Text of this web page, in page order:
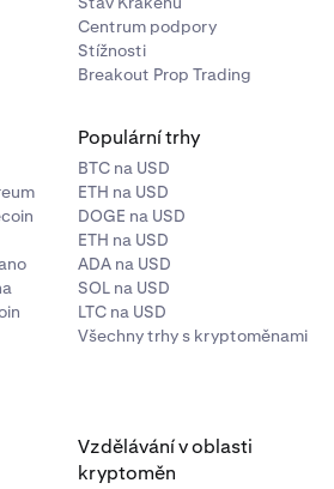
Centrum podpory
Stížnosti
Breakout Prop Trading
Populární trhy
BTC na USD
ETH na USD
DOGE na USD
ETH na USD
ADA na USD
SOL na USD
LTC na USD
Všechny trhy s kryptoměnami
Vzdělávání v oblasti
kryptoměn